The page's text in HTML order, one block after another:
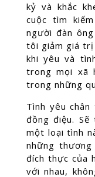
kỷ và khắc
cuộc tìm
người đàn
tôi giảm giá trị
khi yêu và
trong mọi xã
trong những
Tình yêu
đồng điệu.
một loại tình
những
đích thực của
với nhau,